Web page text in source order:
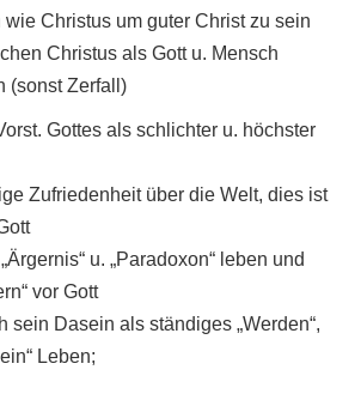
Christus um guter Christ zu sein
Christus als Gott u. Mensch
(sonst Zerfall)
Gottes als schlichter u. höchster
Zufriedenheit über die Welt, dies ist
u. „Paradoxon“ leben und
vor Gott
sein Dasein als ständiges „Werden“,
Leben;